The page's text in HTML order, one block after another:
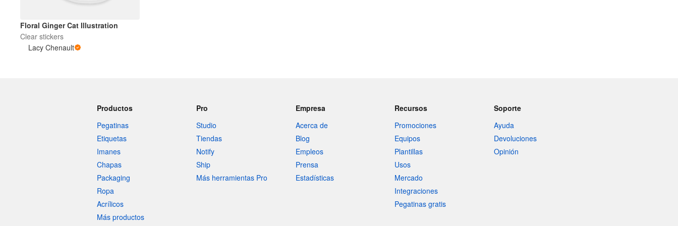
Más productos
Floral Ginger Cat Illustration
Clear stickers
Lacy Chenault
Productos
Pegatinas
Etiquetas
Imanes
Chapas
Packaging
Ropa
Acrílicos
Más productos
Pro
Studio
Tiendas
Notify
Ship
Más herramientas Pro
Empresa
Acerca de
Blog
Empleos
Prensa
Estadísticas
Recursos
Promociones
Equipos
Plantillas
Usos
Mercado
Integraciones
Pegatinas gratis
Soporte
Ayuda
Devoluciones
Opinión